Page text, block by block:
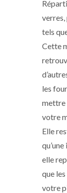
verres,
tels
Cette
les
mettre
votre
Elle
elle
que
votre